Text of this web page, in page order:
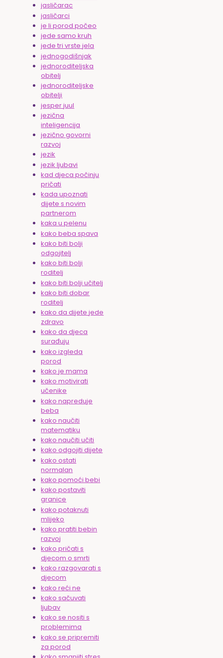
jasličarac
jasličarci
je li porod počeo
jede samo kruh
jede tri vrste jela
jednogodišnjak
jednoroditeljska
obitelj
jednoroditeljske
obitelji
jesper juul
jezična
inteligencija
jezično govorni
razvoj
jezik
jezik ljubavi
kad djeca počinju
pričati
kada upoznati
dijete s novim
partnerom
kaka u pelenu
kako beba spava
kako biti bolji
odgojitelj
kako biti bolji
roditelj
kako biti bolji učitelj
kako biti dobar
roditelj
kako da dijete jede
zdravo
kako da djeca
surađuju
kako izgleda
porod
kako je mama
kako motivirati
učenike
kako napreduje
beba
kako naučiti
matematiku
kako naučiti učiti
kako odgojiti dijete
kako ostati
normalan
kako pomoći bebi
kako postaviti
granice
kako potaknuti
mlijeko
kako pratiti bebin
razvoj
kako pričati s
djecom o smrti
kako razgovarati s
djecom
kako reći ne
kako sačuvati
ljubav
kako se nositi s
problemima
kako se pripremiti
za porod